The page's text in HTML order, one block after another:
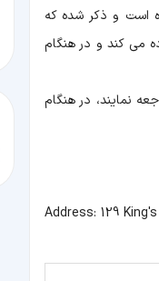
ماه ) سال 2016 میلادی به ثبت رسیده است و ذکر شده که
می کند و در هنگام
نمایند، در هنگام
129